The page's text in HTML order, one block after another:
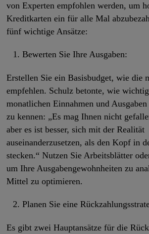
von Experten empfohlen werden, um
Kreditkarten ein für alle Mal
fünf wichtige Ansätze:
Bewerten Sie Ihre Ausgaben:
Erstellen Sie ein Basisbudget, wie die
empfehlen. Schulz betonte, wie
monatlichen Einnahmen und
zu kennen: „Es mag Ihnen nicht
aber es ist besser, sich mit der Realität
auseinanderzusetzen, als den Kopf in
stecken.“ Nutzen Sie Arbeitsblätter
um Ihre Ausgabengewohnheiten zu
Mittel zu optimieren.
Planen Sie eine
Es gibt zwei Hauptansätze für die